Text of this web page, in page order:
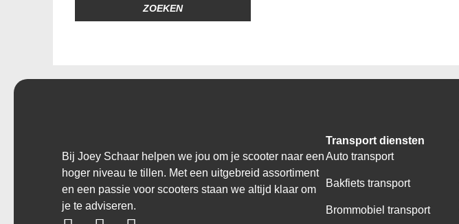
ZOEKEN
Bij Joey Schaar helpen we jou om je scooter naar een
hoger niveau te tillen. Met een uitgebreid assortiment
en een passie voor scooters staan we altijd klaar om
je te adviseren.
Transport diensten
Auto transport
Bakfiets transport
Brommobiel transport